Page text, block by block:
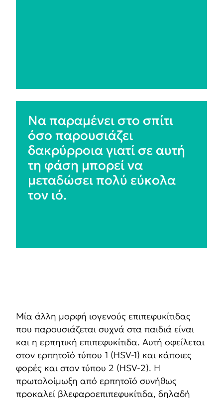
Να παραμένει στο σπίτι
όσο παρουσιάζει
δακρύρροια γιατί σε αυτή
τη φάση μπορεί να
μεταδώσει πολύ εύκολα
τον ιό.
Μία άλλη μορφή ιογενούς επιπεφυκίτιδας
που παρουσιάζεται συχνά στα παιδιά είναι
και η ερπητική επιπεφυκίτιδα. Αυτή οφείλεται
στον ερπητοϊό τύπου 1 (HSV-1) και κάποιες
φορές και στον τύπου 2 (HSV-2). Η
πρωτολοίμωξη από ερπητοϊό συνήθως
προκαλεί βλεφαροεπιπεφυκίτιδα, δηλαδή